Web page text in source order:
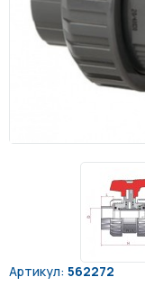
Артикул: 562272